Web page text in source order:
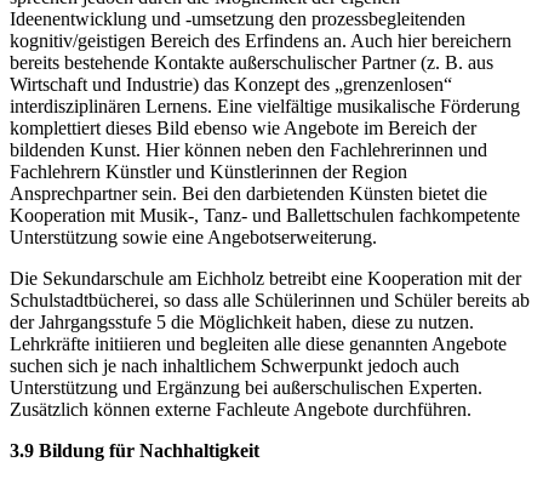
Ideenentwicklung und -umsetzung den prozessbegleitenden
kognitiv/geistigen Bereich des Erfindens an. Auch hier bereichern
bereits bestehende Kontakte außerschulischer Partner (z. B. aus
Wirtschaft und Industrie) das Konzept des „grenzenlosen“
interdisziplinären Lernens. Eine vielfältige musikalische Förderung
komplettiert dieses Bild ebenso wie Angebote im Bereich der
bildenden Kunst. Hier können neben den Fachlehrerinnen und
Fachlehrern Künstler und Künstlerinnen der Region
Ansprechpartner sein. Bei den darbietenden Künsten bietet die
Kooperation mit Musik-, Tanz- und Ballettschulen fachkompetente
Unterstützung sowie eine Angebotserweiterung.
Die Sekundarschule am Eichholz betreibt eine Kooperation mit der
Schulstadtbücherei, so dass alle Schülerinnen und Schüler bereits ab
der Jahrgangsstufe 5 die Möglichkeit haben, diese zu nutzen.
Lehrkräfte initiieren und begleiten alle diese genannten Angebote
suchen sich je nach inhaltlichem Schwerpunkt jedoch auch
Unterstützung und Ergänzung bei außerschulischen Experten.
Zusätzlich können externe Fachleute Angebote durchführen.
3.9 Bildung für Nachhaltigkeit